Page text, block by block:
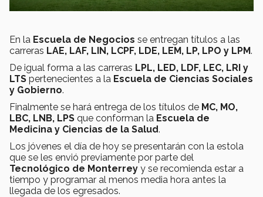
En la Escuela de Negocios se entregan títulos a las
carreras LAE, LAF, LIN, LCPF, LDE, LEM, LP, LPO y LPM.
De igual forma a las carreras LPL, LED, LDF, LEC, LRI y
LTS pertenecientes a la Escuela de Ciencias Sociales
y Gobierno.
Finalmente se hará entrega de los títulos de MC, MO,
LBC, LNB, LPS que conforman la Escuela de
Medicina y Ciencias de la Salud.
Los jóvenes el día de hoy se presentarán con la estola
que se les envió previamente por parte del
Tecnológico de Monterrey y se recomienda estar a
tiempo y programar al menos media hora antes la
llegada de los egresados.